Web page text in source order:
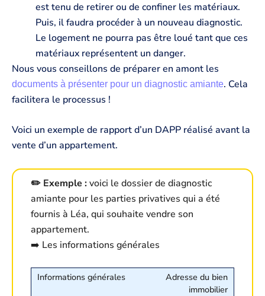
est tenu de retirer ou de confiner les matériaux.
Puis, il faudra procéder à un nouveau diagnostic.
Le logement ne pourra pas être loué tant que ces
matériaux représentent un danger.
Nous vous conseillons de préparer en amont les
documents à présenter pour un diagnostic amiante. Cela
facilitera le processus !
Voici un exemple de rapport d’un DAPP réalisé avant la
vente d’un appartement.
✏️ Exemple :voici le dossier de diagnostic
amiante pour les parties privatives qui a été
fournis à Léa, qui souhaite vendre son
appartement.
➡️ Les informations générales
Adresse du bien
immobilier